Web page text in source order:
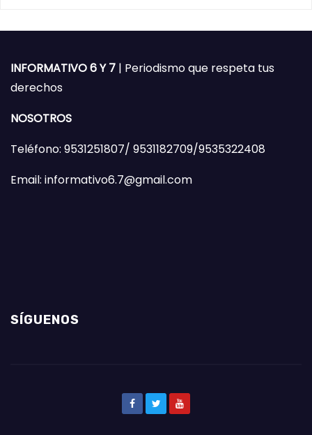
INFORMATIVO 6 Y 7 | Periodismo que respeta tus
derechos
NOSOTROS
Teléfono: 9531251807/ 9531182709/9535322408
Email: informativo6.7@gmail.com
SÍGUENOS